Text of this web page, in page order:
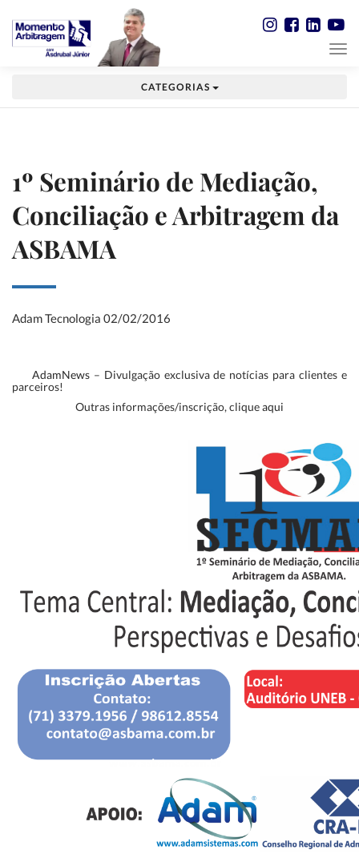
CATEGORIAS
1º Seminário de Mediação,
Conciliação e Arbitragem da
ASBAMA
Adam Tecnologia 02/02/2016
AdamNews– Divulgação exclusiva de notícias para clientes e
parceiros!
Outras informações/inscrição, cliqueaqui